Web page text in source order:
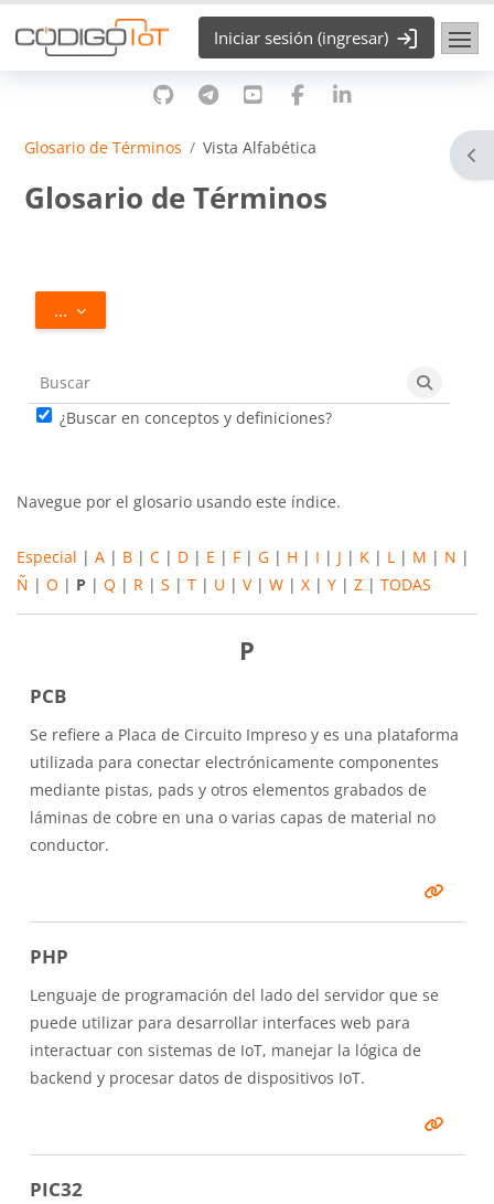
Saltar al contenido principal
Iniciar sesión (ingresar)
Glosario de Términos Vista Alfabética
Glosario de Términos
Requisitos de finalización
... Exportar entradas
BuscarBuscar
¿Buscar en conceptos y definiciones?
Navegue por el glosario usando este índice.
Especial | A | B | C | D | E | F | G | H | I | J | K | L | M | N |
Ñ | O | P | Q | R | S | T | U | V| W | X | Y | Z | TODAS
P
PCB
Se refiere a Placa de Circuito Impreso y es una plataforma
utilizada para conectar electrónicamente componentes
mediante pistas, pads y otros elementos grabados de
láminas de cobre en una o varias capas de material no
conductor.
PHP
Lenguaje de programación del lado del servidor que se
puede utilizar para desarrollar interfaces web para
interactuar con sistemas de IoT, manejar la lógica de
backend y procesar datos de dispositivos IoT.
PIC32